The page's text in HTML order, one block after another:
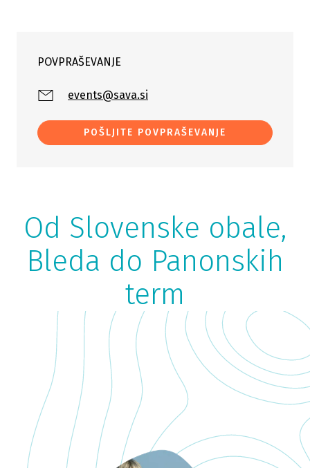
POVPRAŠEVANJE
events@sava.si
POŠLJITE POVPRAŠEVANJE
Od Slovenske obale,
Bleda do Panonskih
term